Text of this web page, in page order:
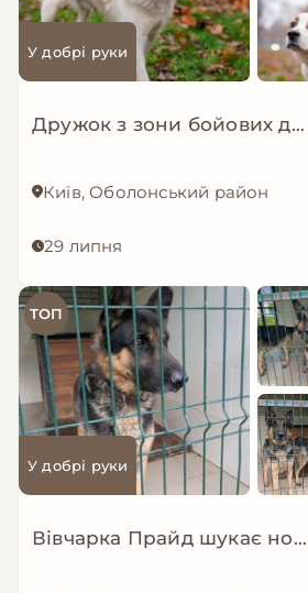
У добрі руки
Дружок з зони бойових дій шукає нову родину!
Київ, Оболонський район
29 липня
ТОП
У добрі руки
Вівчарка Прайд шукає нову сім’ю!